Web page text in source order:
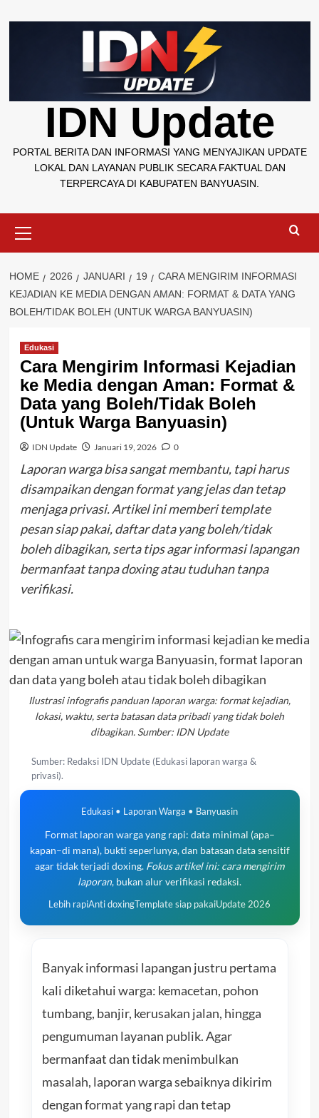
to
IDN Update
PORTAL BERITA DAN INFORMASI YANG MENYAJIKAN UPDATE
LOKAL DAN LAYANAN PUBLIK SECARA FAKTUAL DAN
TERPERCAYA DI KABUPATEN BANYUASIN.
Menu
HOME 2026 JANUARI 19
CARA MENGIRIM INFORMASI
KEJADIAN KE MEDIA DENGAN AMAN: FORMAT & DATA YANG
BOLEH/TIDAK BOLEH (UNTUK WARGA BANYUASIN)
Edukasi
Cara Mengirim Informasi Kejadian
ke Media dengan Aman: Format &
Data yang Boleh/Tidak Boleh
(Untuk Warga Banyuasin)
IDN Update Januari 19, 2026 0
Laporan warga bisa sangat membantu, tapi harus
disampaikan dengan format yang jelas dan tetap
menjaga privasi. Artikel ini memberi template
pesan siap pakai, daftar data yang boleh/tidak
boleh dibagikan, serta tips agar informasi lapangan
bermanfaat tanpa doxing atau tuduhan tanpa
verifikasi.
Ilustrasi infografis panduan laporan warga: format kejadian,
lokasi, waktu, serta batasan data pribadi yang tidak boleh
dibagikan. Sumber: IDN Update
Sumber: Redaksi IDN Update (Edukasi laporan warga &
privasi).
Edukasi • Laporan Warga • Banyuasin
Format laporan warga yang rapi: data minimal (apa–
kapan–di mana), bukti seperlunya, dan batasan data sensitif
agar tidak terjadi doxing. Fokus artikel ini: cara mengirim
laporan, bukan alur verifikasi redaksi.
Lebih rapiAnti doxingTemplate siap pakaiUpdate 2026
Banyak informasi lapangan justru pertama
kali diketahui warga: kemacetan, pohon
tumbang, banjir, kerusakan jalan, hingga
pengumuman layanan publik. Agar
bermanfaat dan tidak menimbulkan
masalah, laporan warga sebaiknya dikirim
dengan format yang rapi dan tetap